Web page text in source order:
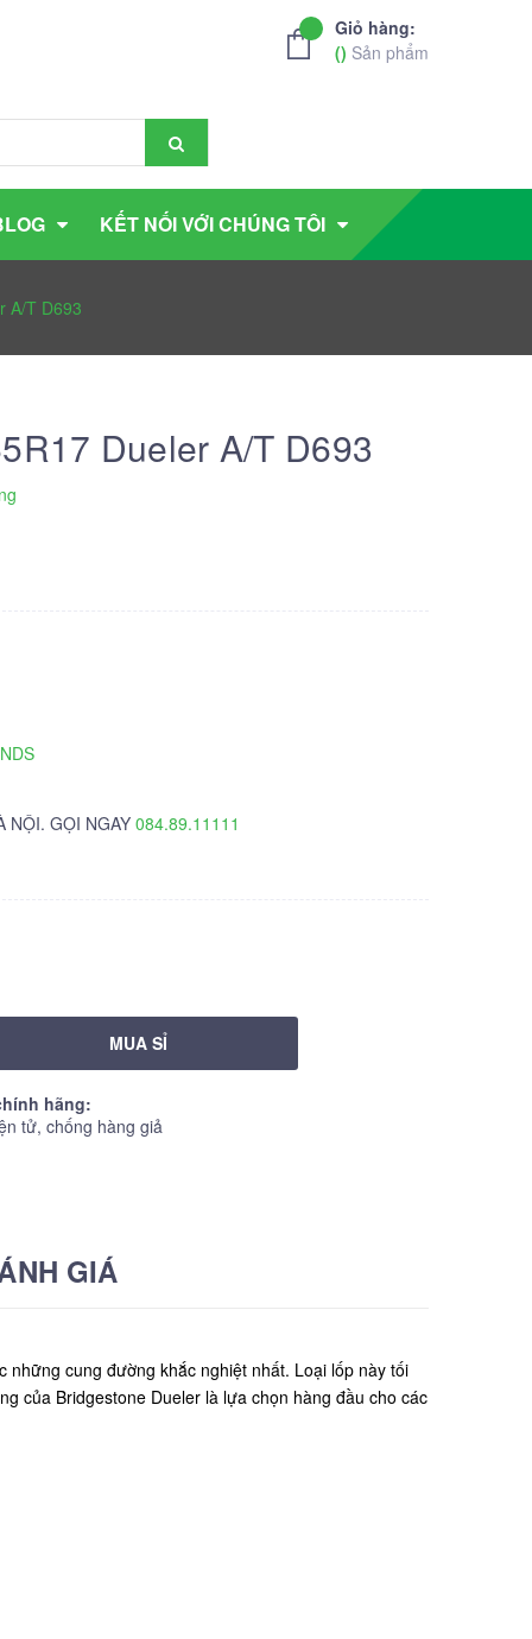
Giỏ hàng:
() Sản phẩm
KẾT NỐI VỚI CHÚNG TÔI
A/T D693
Dueler A/T D693
NỘI. GỌI NGAY 084.89.11111
MUA SỈ
hãng:
tử, chống hàng giả
GIÁ
những cung đường khắc nghiệt nhất. Loại lốp này tối
của Bridgestone Dueler là lựa chọn hàng đầu cho các